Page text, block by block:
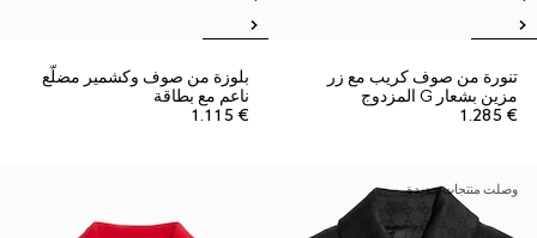
تنورة من صوف كريب مع زر
مزين بشعار G المزدوج
€ 1.285
بلوزة من صوف وكشمير مضلّع
ناعم مع بطاقة
€ 1.115
وصلت منتجات جديدة